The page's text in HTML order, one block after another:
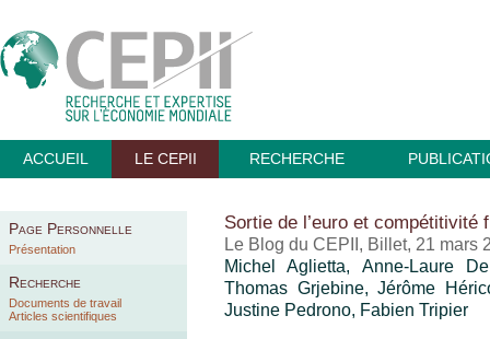
ACCUEIL LE CEPII RECHERCHE
Page Personnelle
Présentation
Recherche
Documents de travail
Articles scientifiques
Sortie de l’euro et compétitivité
Le Blog du CEPII, Billet, 21 mars
Michel Aglietta, Anne-Laure
Thomas Grjebine, Jérôme
Justine Pedrono, Fabien Tripier